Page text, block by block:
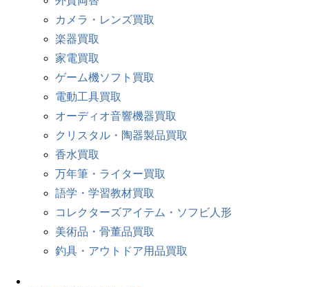
カメラ・レンズ買取
楽器買取
家電買取
ゲーム機ソフト買取
電動工具買取
オーディオ音響機器買取
クリスタル・陶器製品買取
香水買取
万年筆・ライター買取
語学・学習教材買取
コレクターズアイテム・ソフビ人形
美術品・骨董品買取
釣具・アウトドア用品買取